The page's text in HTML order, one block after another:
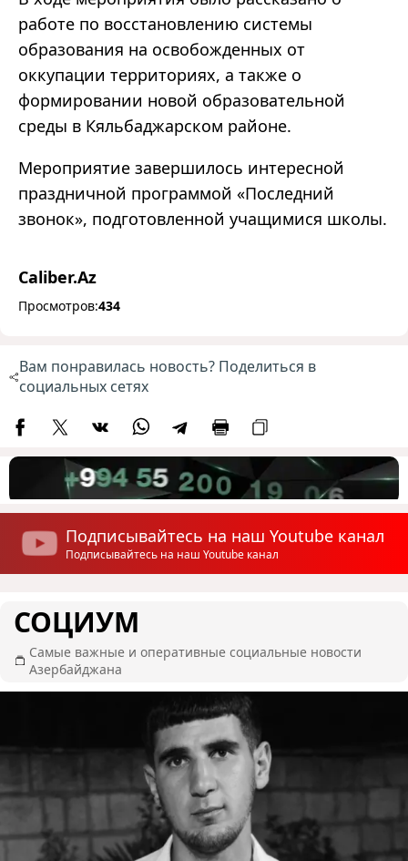
работе по восстановлению системы
образования на освобожденных от
оккупации территориях, а также о
формировании новой образовательной
среды в Кяльбаджарском районе.
Мероприятие завершилось интересной
праздничной программой «Последний
звонок», подготовленной учащимися школы.
Caliber.Az
Просмотров:434
Вам понравилась новость? Поделиться в
социальных сетях
Подписывайтесь на наш Youtube канал
Подписывайтесь на наш Youtube канал
СОЦИУМ
Самые важные и оперативные социальные новости
Азербайджана